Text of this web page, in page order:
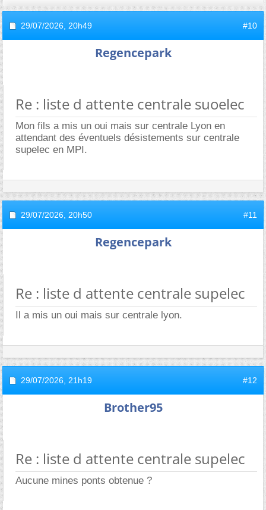
29/07/2026, 20h49 #10
Regencepark
Re : liste d attente centrale suoelec
Mon fils a mis un oui mais sur centrale Lyon en
attendant des éventuels désistements sur centrale
supelec en MPI.
29/07/2026, 20h50 #11
Regencepark
Re : liste d attente centrale supelec
Il a mis un oui mais sur centrale lyon.
29/07/2026, 21h19 #12
Brother95
Re : liste d attente centrale supelec
Aucune mines ponts obtenue ?